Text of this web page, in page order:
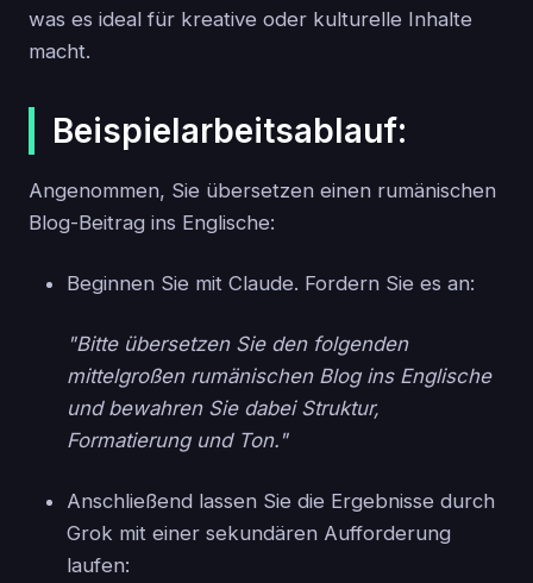
was es ideal für kreative oder kulturelle Inhalte
macht.
Beispielarbeitsablauf:
Angenommen, Sie übersetzen einen rumänischen
Blog-Beitrag ins Englische:
Beginnen Sie mit Claude. Fordern Sie es an:
"Bitte übersetzen Sie den folgenden
mittelgroßen rumänischen Blog ins Englische
und bewahren Sie dabei Struktur,
Formatierung und Ton."
Anschließend lassen Sie die Ergebnisse durch
Grok mit einer sekundären Aufforderung
laufen: